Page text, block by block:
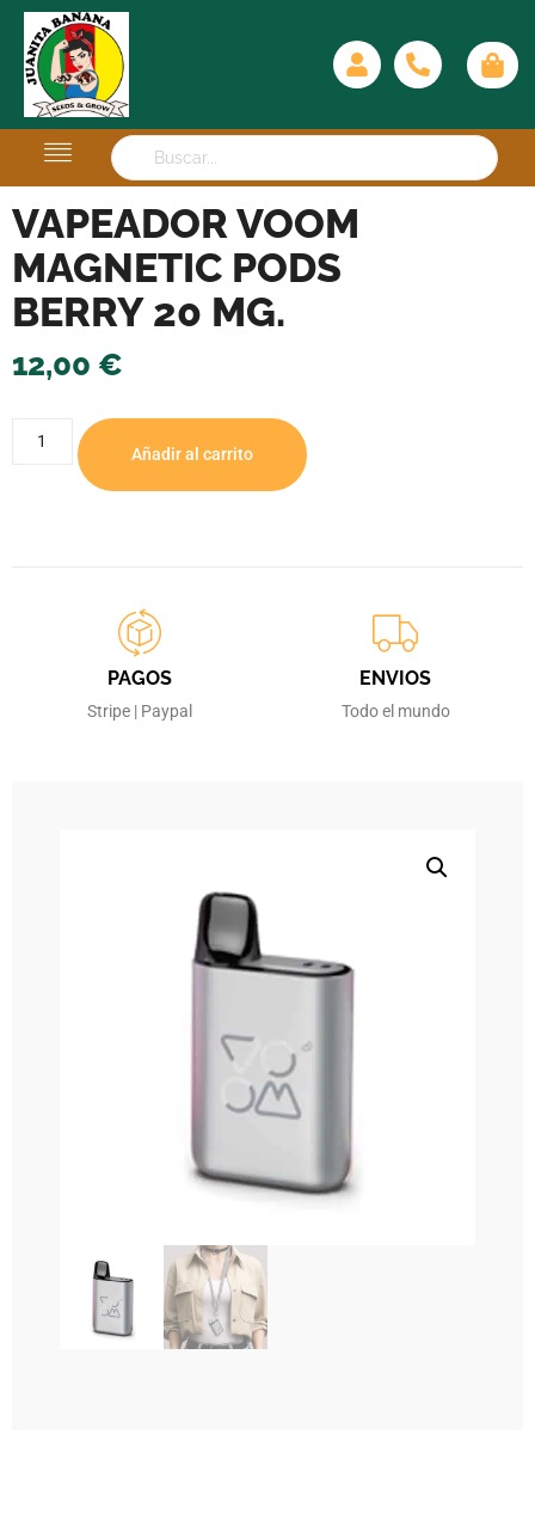
VAPEADOR VOOM
MAGNETIC PODS
BERRY 20 MG.
12,00 €
Añadir al carrito
PAGOS
Stripe | Paypal
ENVIOS
Todo el mundo